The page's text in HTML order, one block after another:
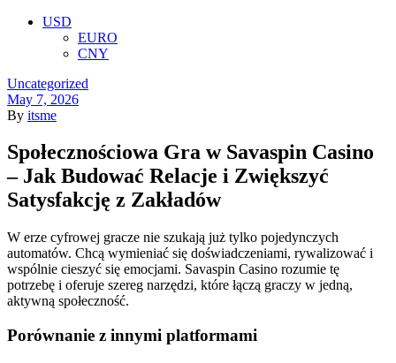
Menu
USD
EURO
CNY
Categories
Uncategorized
May 7, 2026
By itsme
Społecznościowa Gra w Savaspin Casino
– Jak Budować Relacje i Zwiększyć
Satysfakcję z Zakładów
W erze cyfrowej gracze nie szukają już tylko pojedynczych
automatów. Chcą wymieniać się doświadczeniami, rywalizować i
wspólnie cieszyć się emocjami. Savaspin Casino rozumie tę
potrzebę i oferuje szereg narzędzi, które łączą graczy w jedną,
aktywną społeczność.
Porównanie z innymi platformami